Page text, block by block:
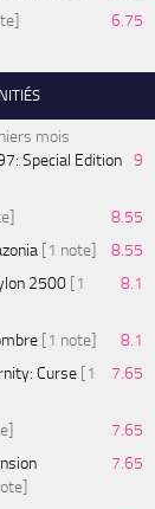
6.75
mois
Special Edition 9
8.55
[1 note]
8.55
2500 [1
8.1
[1 note]
8.1
Curse [1
7.65
7.65
7.65